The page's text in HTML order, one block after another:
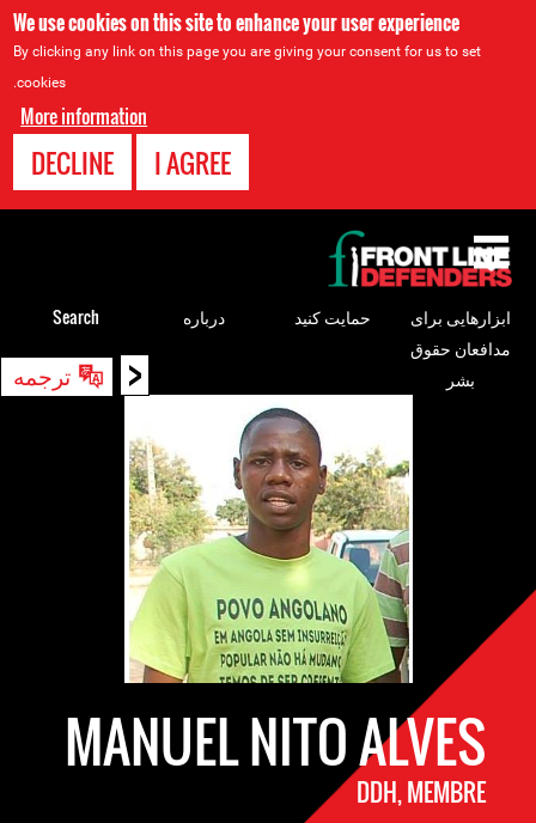
We use cookies on this site to enhance your user experience
By clicking any link on this page you are giving your consent for us to set
cookies.
More information
I AGREE
DECLINE
< ترجمه
Back
MANUEL NITO ALVES
DDH, MEMBRE
to
top
ابزارهایی برای
مدافعان حقوق
بشر
حمایت کنید درباره Search